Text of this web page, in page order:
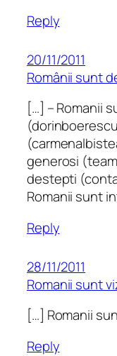
Reply
20/11/2011
Românii sunt
[…] – Romanii
generosi
destepti
Romanii sunt
Reply
28/11/2011
Romanii sunt
[…] Romanii
Reply